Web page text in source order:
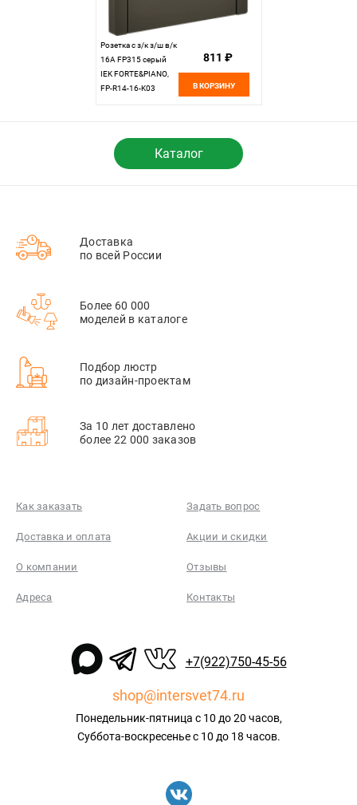
Розетка с з/к з/ш в/к
16А FP315 серый
IEK FORTE&PIANO,
FP-R14-16-K03
811 ₽
В КОРЗИНУ
Каталог
Доставка
по всей России
Более 60 000
моделей в каталоге
Подбор люстр
по дизайн-проектам
За 10 лет доставлено
более 22 000 заказов
Как заказать Задать вопрос
Доставка и оплата Акции и скидки
О компании Отзывы
Адреса Контакты
+7(922)750-45-56
shop@intersvet74.ru
Понедельник-пятница с 10 до 20 часов,
Суббота-воскресенье с 10 до 18 часов.